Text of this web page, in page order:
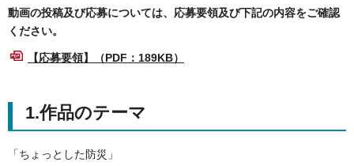
動画の投稿及び応募については、応募要領及び下記の内容をご確認
ください。
【応募要領】（PDF：189KB）
1.作品のテーマ
「ちょっとした防災」